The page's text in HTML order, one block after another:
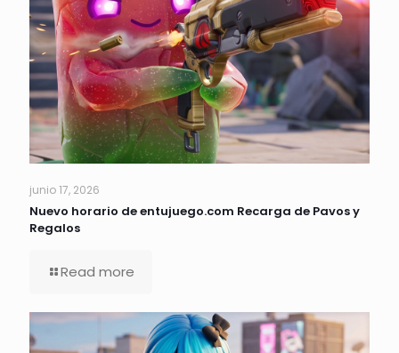
junio 17, 2026
Nuevo horario de entujuego.com Recarga de Pavos y
Regalos
Read more